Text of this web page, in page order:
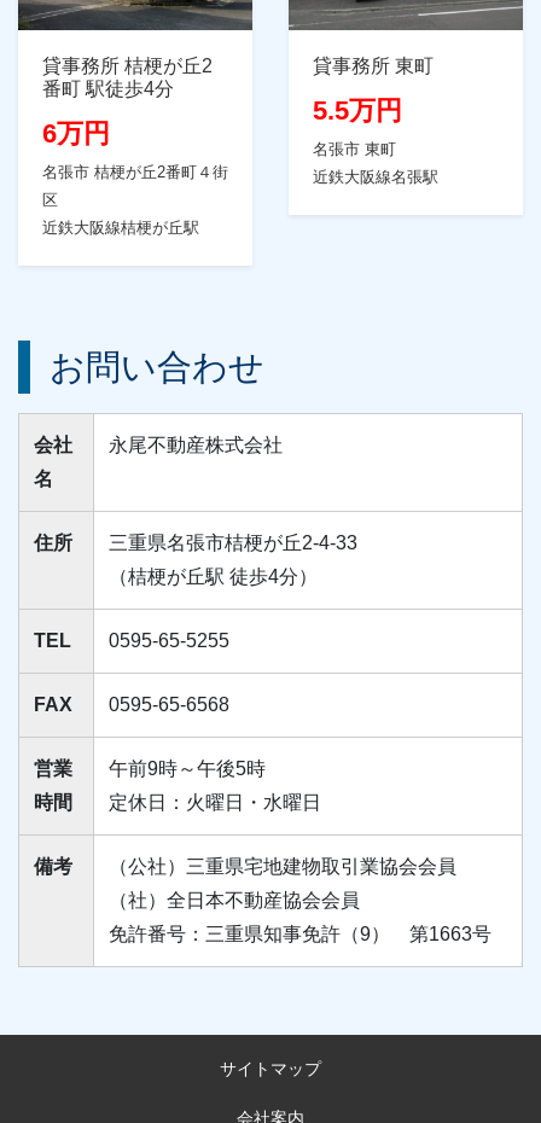
貸事務所 桔梗が丘2
番町 駅徒歩4分
6万円
名張市 桔梗が丘2番町４街
区
近鉄大阪線桔梗が丘駅
貸事務所 東町
5.5万円
名張市 東町
近鉄大阪線名張駅
お問い合わせ
会社
名
永尾不動産株式会社
住所
三重県名張市桔梗が丘2-4-33
（桔梗が丘駅 徒歩4分）
TEL 0595-65-5255
FAX 0595-65-6568
営業
時間
午前9時～午後5時
定休日：火曜日・水曜日
備考
（公社）三重県宅地建物取引業協会会員
（社）全日本不動産協会会員
免許番号：三重県知事免許（9） 第1663号
サイトマップ
会社案内